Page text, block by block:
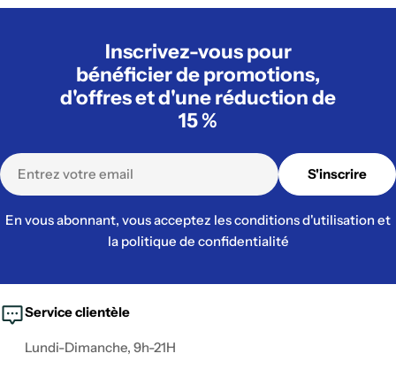
Inscrivez-vous pour
bénéficier de promotions,
d'offres et d'une réduction de
15 %
E-
mail
S'inscrire
En vous abonnant, vous acceptez les conditions d'utilisation et
la politique de confidentialité
Service clientèle
Lundi-Dimanche, 9h-21H